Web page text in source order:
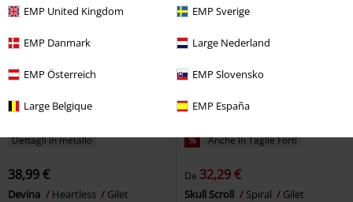
EMP United Kingdom EMP Sverige
EMP Danmark Large Nederland
EMP Österreich EMP Slovensko
Large Belgique EMP España
Dettagli in metallo
38,99 €
Devina Heartless Gilet
% Anche in Taglie Forti
Da 32,29 €
Skull Scroll Spiral Gilet